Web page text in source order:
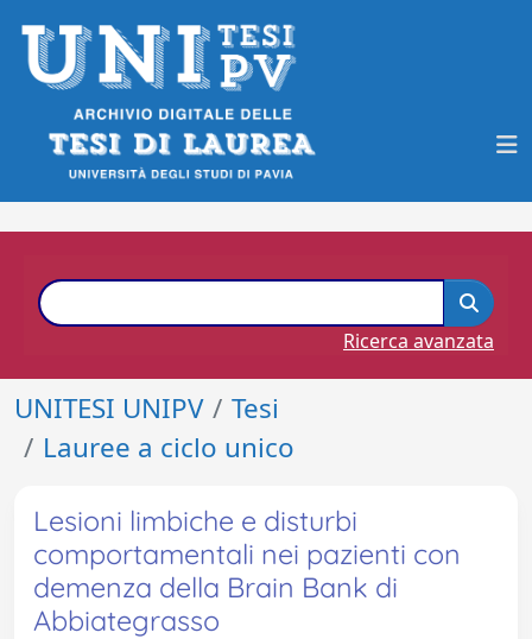
Ricerca avanzata
UNITESI UNIPV
Tesi
Lauree a ciclo unico
Lesioni limbiche e disturbi
comportamentali nei pazienti con
demenza della Brain Bank di
Abbiategrasso